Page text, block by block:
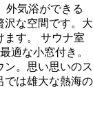
外気浴ができる
沢な空間です。大
ます。 サウナ室
適な小窓付き。
。思い思いのス
では雄大な熱海の